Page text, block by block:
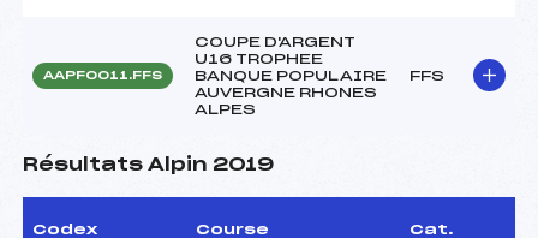
AAPF0011.FFS
COUPE D'ARGENT
U16 TROPHEE
BANQUE POPULAIRE
AUVERGNE RHONES
ALPES
FFS
Résultats Alpin 2019
Codex Course Cat.